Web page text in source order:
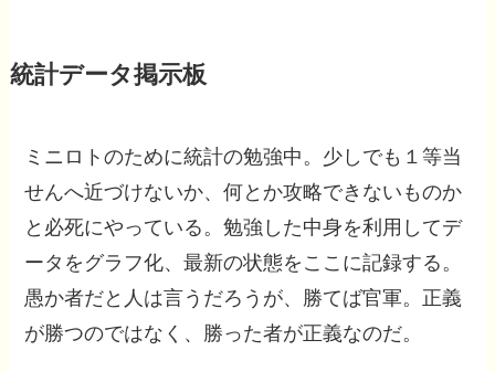
統計データ掲示板
ミニロトのために統計の勉強中。少しでも１等当
せんへ近づけないか、何とか攻略できないものか
と必死にやっている。勉強した中身を利用してデ
ータをグラフ化、最新の状態をここに記録する。
愚か者だと人は言うだろうが、勝てば官軍。正義
が勝つのではなく、勝った者が正義なのだ。